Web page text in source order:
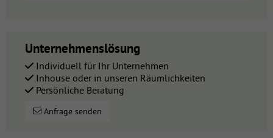
Unternehmenslösung
Individuell für Ihr Unternehmen
Inhouse oder in unseren Räumlichkeiten
Persönliche Beratung
Anfrage senden